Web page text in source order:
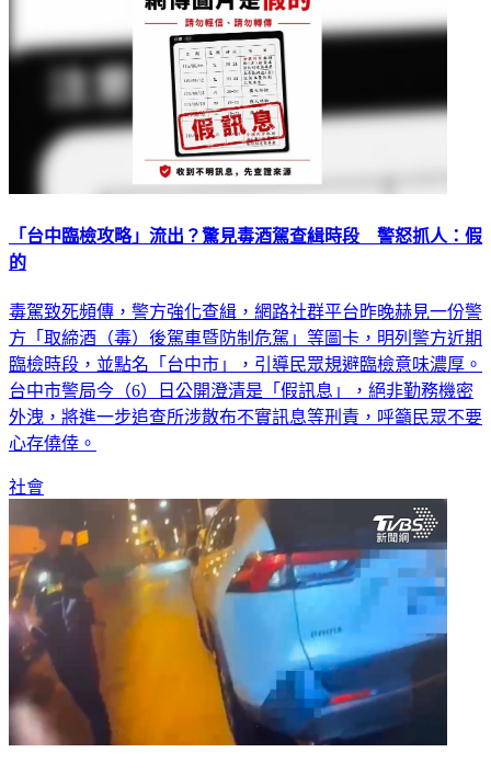
「台中臨檢攻略」流出？驚見毒酒駕查緝時段 警怒抓人：假
的
毒駕致死頻傳，警方強化查緝，網路社群平台昨晚赫見一份警
方「取締酒（毒）後駕車暨防制危駕」等圖卡，明列警方近期
臨檢時段，並點名「台中市」，引導民眾規避臨檢意味濃厚。
台中市警局今（6）日公開澄清是「假訊息」，絕非勤務機密
外洩，將進一步追查所涉散布不實訊息等刑責，呼籲民眾不要
心存僥倖。
社會